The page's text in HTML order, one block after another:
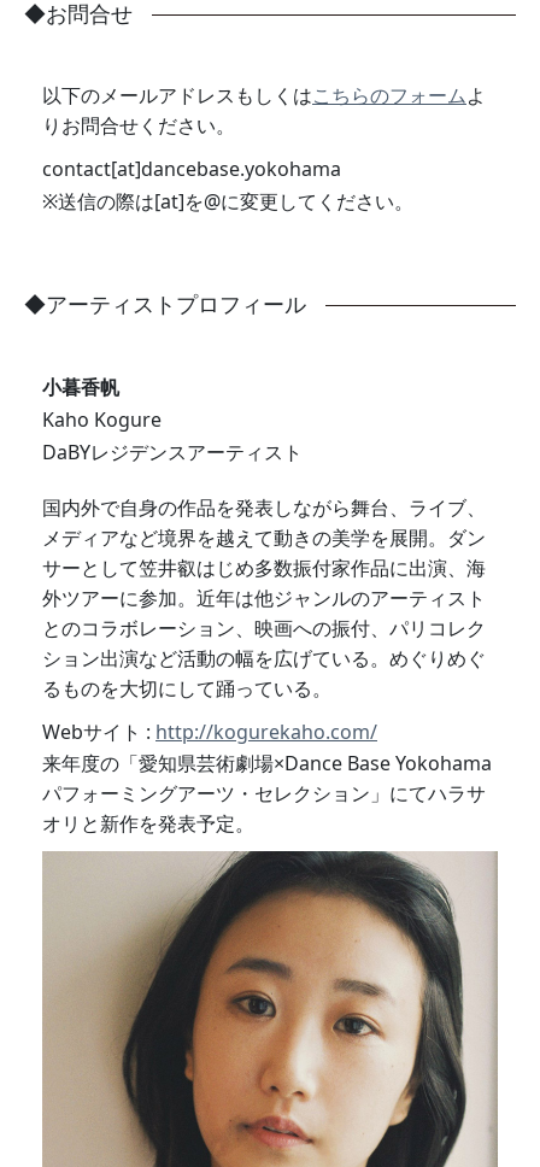
お問合せ
以下のメールアドレスもしくはこちらのフォームよ
りお問合せください。
contact[at]dancebase.yokohama
※送信の際は[at]を@に変更してください。
アーティストプロフィール
小暮香帆
Kaho Kogure
DaBYレジデンスアーティスト
国内外で自身の作品を発表しながら舞台、ライブ、
メディアなど境界を越えて動きの美学を展開。ダン
サーとして笠井叡はじめ多数振付家作品に出演、海
外ツアーに参加。近年は他ジャンルのアーティスト
とのコラボレーション、映画への振付、パリコレク
ション出演など活動の幅を広げている。めぐりめぐ
るものを大切にして踊っている。
Webサイト : http://kogurekaho.com/
来年度の「愛知県芸術劇場×Dance Base Yokohama
パフォーミングアーツ・セレクション」にてハラサ
オリと新作を発表予定。